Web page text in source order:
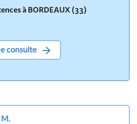
à BORDEAUX (33)
consulte
M.